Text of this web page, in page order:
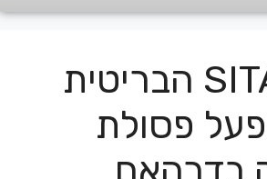
חברת SITA הבריטית
פסולת